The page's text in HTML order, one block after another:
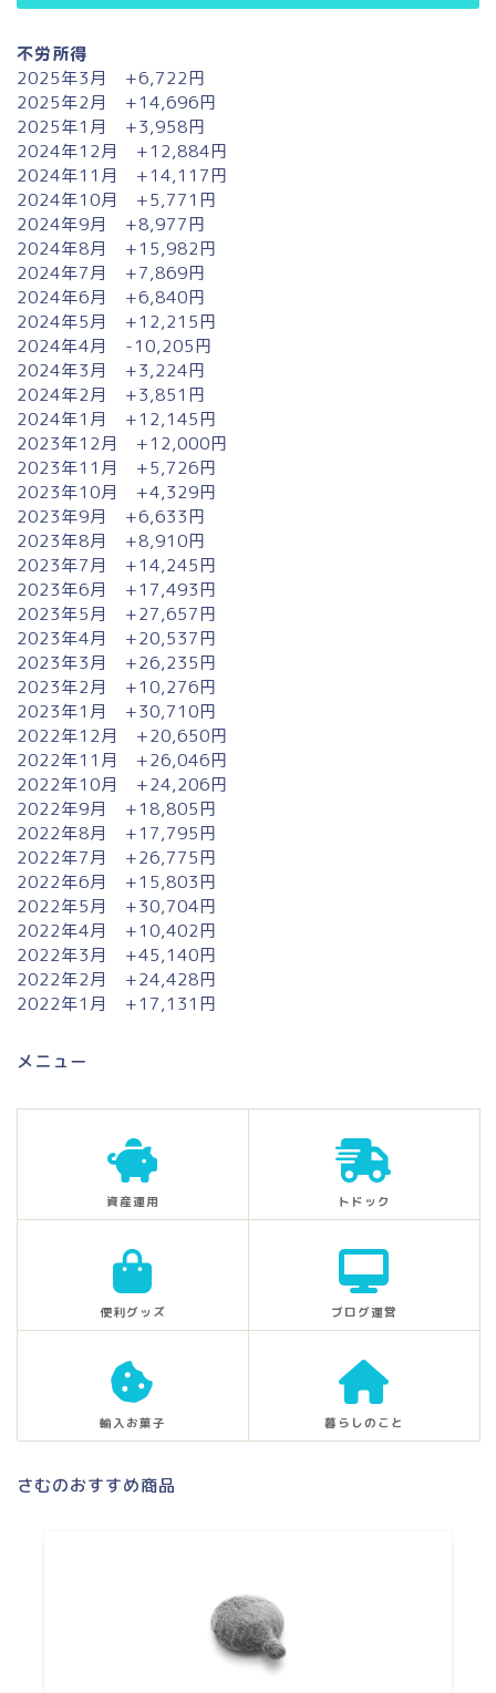
不労所得
2025年3月 +6,722円
2025年2月 +14,696円
2025年1月 +3,958円
2024年12月 +12,884円
2024年11月 +14,117円
2024年10月 +5,771円
2024年9月 +8,977円
2024年8月 +15,982円
2024年7月 +7,869円
2024年6月 +6,840円
2024年5月 +12,215円
2024年4月 -10,205円
2024年3月 +3,224円
2024年2月 +3,851円
2024年1月 +12,145円
2023年12月 +12,000円
2023年11月 +5,726円
2023年10月 +4,329円
2023年9月 +6,633円
2023年8月 +8,910円
2023年7月 +14,245円
2023年6月 +17,493円
2023年5月 +27,657円
2023年4月 +20,537円
2023年3月 +26,235円
2023年2月 +10,276円
2023年1月 +30,710円
2022年12月 +20,650円
2022年11月 +26,046円
2022年10月 +24,206円
2022年9月 +18,805円
2022年8月 +17,795円
2022年7月 +26,775円
2022年6月 +15,803円
2022年5月 +30,704円
2022年4月 +10,402円
2022年3月 +45,140円
2022年2月 +24,428円
2022年1月 +17,131円
メニュー
資産運用 トドック
便利グッズ ブログ運営
輸入お菓子 暮らしのこと
さむのおすすめ商品